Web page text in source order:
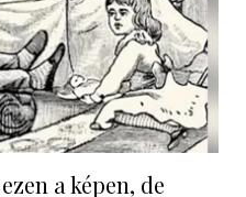
a képen, de